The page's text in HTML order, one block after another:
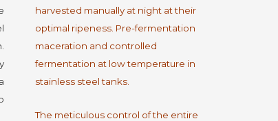
harvested manually at night at their
optimal ripeness. Pre-fermentation
maceration and controlled
fermentation at low temperature in
stainless steel tanks.
The meticulous control of the entire